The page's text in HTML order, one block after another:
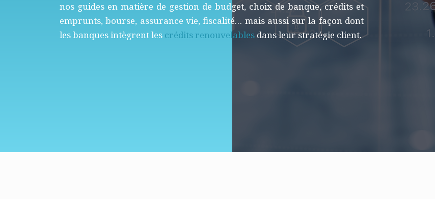
nos guides en matière de gestion de budget, choix de banque, crédits et
emprunts, bourse, assurance vie, fiscalité… mais aussi sur la façon dont
les banques intègrent les crédits renouvelables dans leur stratégie client.